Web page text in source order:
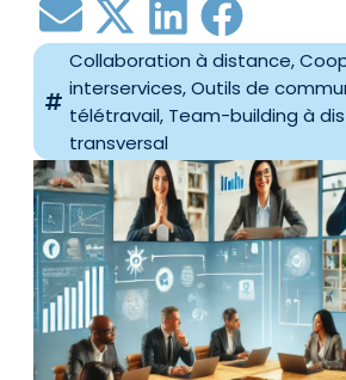
Collaboration à distance,
interservices,Outils de
télétravail, Team-building à
transversal